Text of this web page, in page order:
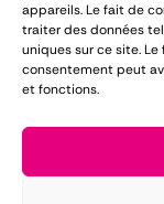
appareils. Le fait de
traiter des données
uniques sur ce site.
consentement peut
et fonctions.
LOMAREC met
d'expérience
matériel pour
Conditions